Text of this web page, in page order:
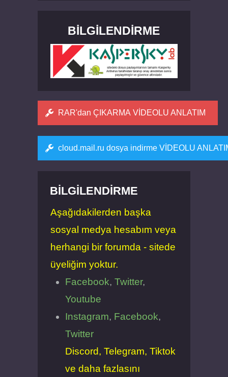
BILGILENDIRME
RAR'dan ÇIKARMA VİDEOLU ANLATIM
cloud.mail.ru dosya indirme VİDEOLU
BILGILENDIRME
Aşağıdakilerden başka
sosyal medya hesabım veya
herhangi bir forumda - sitede
üyeliğim yoktur.
Facebook, Twitter,
Youtube
Instagram, Facebook,
Twitter
Discord, Telegram, Tiktok
ve daha fazlasını